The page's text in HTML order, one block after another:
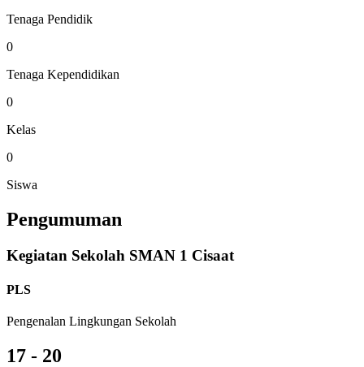
Tenaga Pendidik
0
Tenaga Kependidikan
0
Kelas
0
Siswa
Pengumuman
Kegiatan Sekolah SMAN 1 Cisaat
PLS
Pengenalan Lingkungan Sekolah
17 - 20